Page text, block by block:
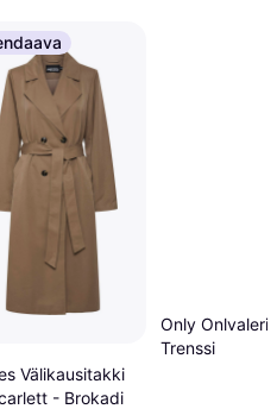
Välikausitakki
- Brokadi
Only Onlvalerie
Trenssi